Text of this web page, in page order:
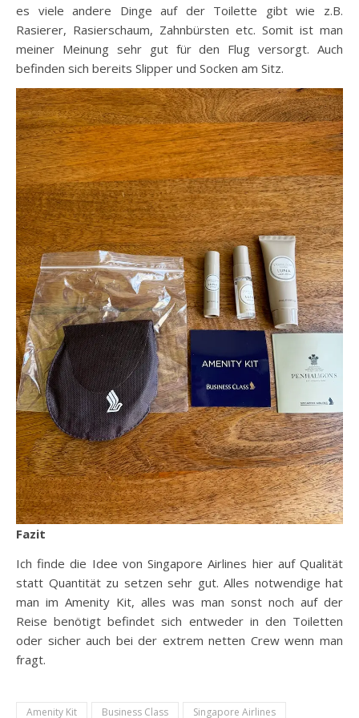
es viele andere Dinge auf der Toilette gibt wie z.B.
Rasierer, Rasierschaum, Zahnbürsten etc. Somit ist man
meiner Meinung sehr gut für den Flug versorgt. Auch
befinden sich bereits Slipper und Socken am Sitz.
Fazit
Ich finde die Idee von Singapore Airlines hier auf Qualität
statt Quantität zu setzen sehr gut. Alles notwendige hat
man im Amenity Kit, alles was man sonst noch auf der
Reise benötigt befindet sich entweder in den Toiletten
oder sicher auch bei der extrem netten Crew wenn man
fragt.
Amenity Kit Business Class Singapore Airlines